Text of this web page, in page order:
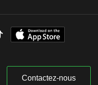
Contactez-nous